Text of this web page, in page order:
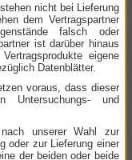
nicht bei Lieferung
dem Vertragspartner
falsch oder
ist darüber hinaus
eigene
Datenblätter.
voraus, dass dieser
und
unserer Wahl zur
oder zur Lieferung einer
der beiden oder beide